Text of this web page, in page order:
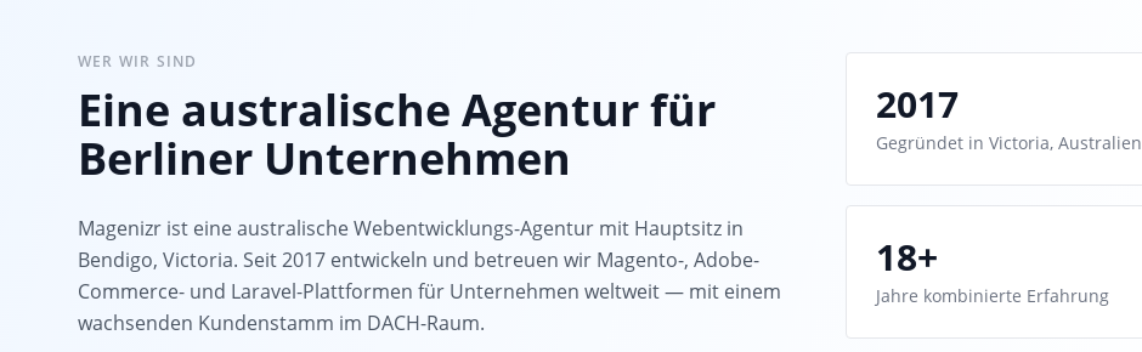
WER WIR SIND
Eine australische Agentur für
Berliner Unternehmen
Magenizr ist eine australische Webentwicklungs-Agentur mit Hauptsitz in
Bendigo, Victoria. Seit 2017 entwickeln und betreuen wir Magento-, Adobe-
Commerce- und Laravel-Plattformen für Unternehmen weltweit — mit einem
wachsenden Kundenstamm im DACH-Raum.
2017
Gegründet in Victoria, Australien
18+
Jahre kombinierte Erfahrung